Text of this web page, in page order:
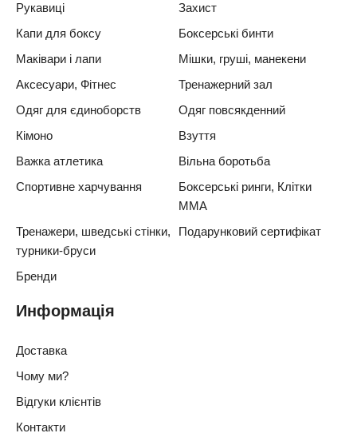
Рукавиці
Захист
Капи для боксу
Боксерські бинти
Маківари і лапи
Мішки, груші, манекени
Аксесуари, Фітнес
Тренажерний зал
Одяг для єдиноборств
Одяг повсякденний
Кімоно
Взуття
Важка атлетика
Вільна боротьба
Спортивне харчування
Боксерські ринги, Клітки
ММА
Тренажери, шведські стінки,
турники-бруси
Подарунковий сертифікат
Бренди
Информація
Доставка
Чому ми?
Відгуки клієнтів
Контакти